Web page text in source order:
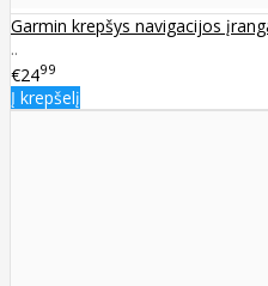
Garmin krepšys navigacijos
..
€2499
Į krepšelį